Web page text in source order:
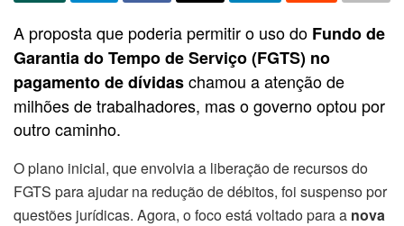
A proposta que poderia permitir o uso do Fundo de
Garantia do Tempo de Serviço (FGTS) no
pagamento de dívidaschamou a atenção de
milhões de trabalhadores, mas o governo optou por
outro caminho.
O plano inicial, que envolvia a liberação de recursos do
FGTS para ajudar na redução de débitos, foi suspenso por
questões jurídicas. Agora, o foco está voltado para a nova